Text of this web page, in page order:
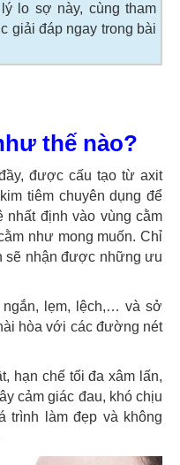
lo sợ này, cùng tham
giải đáp ngay trong bài
thế nào?
được cấu tạo từ axit
tiêm chuyên dụng để
nhất định vào vùng cằm
như mong muốn. Chỉ
sẽ nhận được những ưu
lẹm, lệch,… và sở
hòa với các đường nét
hạn chế tối đa xâm lấn,
cảm giác đau, khó chịu
trình làm đẹp và không